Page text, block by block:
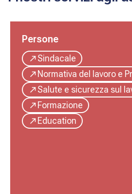
Persone
Sindacale
Normativa del lavoro e
Salute e sicurezza sul
Formazione
Education